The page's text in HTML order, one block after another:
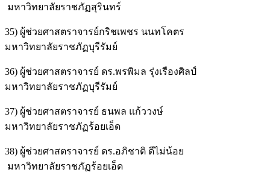
มหาวิทยาลัยราชภัฏสุรินทร์
35) ผู้ช่วยศาสตราจารย์กริชเพชร นนทโคตร
มหาวิทยาลัยราชภัฏบุรีรัมย์
36) ผู้ช่วยศาสตราจารย์ ดร.พรพิมล รุ่งเรืองศิลป์
มหาวิทยาลัยราชภัฏบุรีรัมย์
37) ผู้ช่วยศาสตราจารย์ ธนพล แก้ววงษ์
มหาวิทยาลัยราชภัฏร้อยเอ็ด
38) ผู้ช่วยศาสตราจารย์ ดร.อภิชาติ ดีไม่น้อย
มหาวิทยาลัยราชภัฏร้อยเอ็ด